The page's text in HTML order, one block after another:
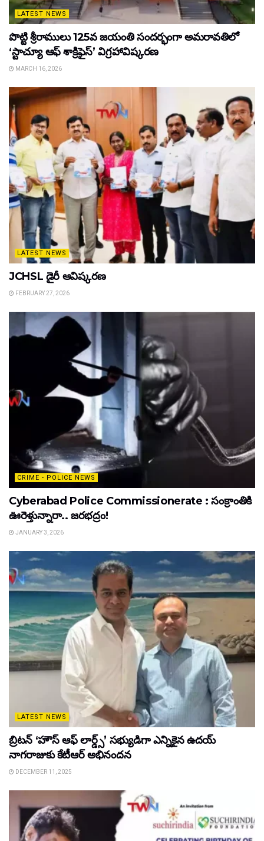
LATEST NEWS
పొట్టి శ్రీరాములు 125వ జయంతి సందర్భంగా అమరావతిలో
‘స్టాచ్యూ ఆఫ్ శాక్రిఫైస్’ విగ్రహావిష్కరణ
MARCH 16, 2026
LATEST NEWS
JCHSL డైరీ ఆవిష్కరణ
FEBRUARY 27, 2026
CRIME - POLICE NEWS
Cyberabad Police Commissionerate : సంక్రాంతికి
ఊరెళ్తున్నారా.. జరభద్రం!
JANUARY 3, 2026
LATEST NEWS
బ్రిటన్ ‘హౌస్ ఆఫ్ లార్డ్స్’ సభ్యుడిగా ఎన్నికైన ఉదయ్
నాగరాజుకు కేటీఆర్ అభినందన
DECEMBER 11, 2025